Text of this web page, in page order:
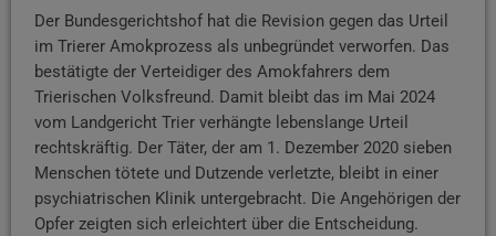
Der Bundesgerichtshof hat die Revision gegen das Urteil
im Trierer Amokprozess als unbegründet verworfen. Das
bestätigte der Verteidiger des Amokfahrers dem
Trierischen Volksfreund. Damit bleibt das im Mai 2024
vom Landgericht Trier verhängte lebenslange Urteil
rechtskräftig. Der Täter, der am 1. Dezember 2020 sieben
Menschen tötete und Dutzende verletzte, bleibt in einer
psychiatrischen Klinik untergebracht. Die Angehörigen der
Opfer zeigten sich erleichtert über die Entscheidung.